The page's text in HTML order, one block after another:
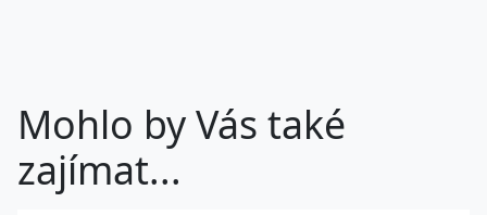
Mohlo by Vás také
zajímat...